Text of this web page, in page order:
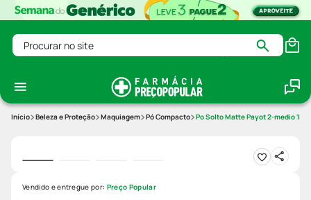
Procurar no site
Beleza e Proteção Maquiagem Pó Compacto Po Solto Matte Payot 2-medio 15g
Vendido e entregue por: Preço Popular